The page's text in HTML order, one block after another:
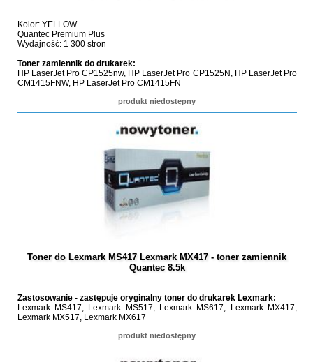
Kolor: YELLOW
Quantec Premium Plus
Wydajność: 1 300 stron
Toner zamiennik do drukarek:
HP LaserJet Pro CP1525nw, HP LaserJet Pro CP1525N, HP LaserJet Pro
CM1415FNW, HP LaserJet Pro CM1415FN
produkt niedostępny
Toner do Lexmark MS417 Lexmark MX417 - toner zamiennik
Quantec 8.5k
Zastosowanie - zastępuje oryginalny toner do drukarek Lexmark:
Lexmark MS417, Lexmark MS517, Lexmark MS617, Lexmark MX417,
Lexmark MX517, Lexmark MX617
produkt niedostępny